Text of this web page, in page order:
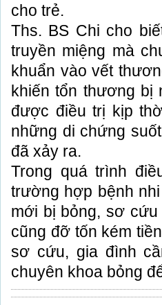
cho trẻ.
Ths. BS Chi cho
truyền miệng mà
khuẩn vào vết
khiến tổn thương bị
được điều trị kịp
những di chứng
đã xảy ra.
Trong quá trình
trường hợp bệnh
mới bị bỏng, sơ
cũng đỡ tốn kém
sơ cứu, gia đình
chuyên khoa bỏng